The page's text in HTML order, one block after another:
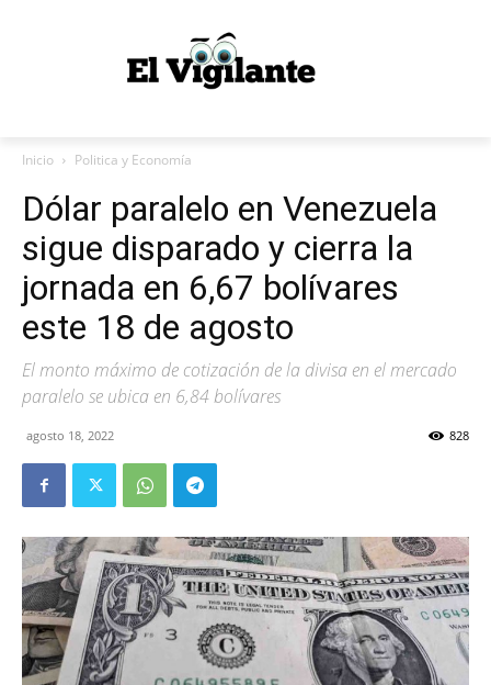
Inicio Politica y Economía
Dólar paralelo en Venezuela
sigue disparado y cierra la
jornada en 6,67 bolívares
este 18 de agosto
El monto máximo de cotización de la divisa en el mercado
paralelo se ubica en 6,84 bolívares
agosto 18, 2022 828